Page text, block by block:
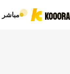
مباشر